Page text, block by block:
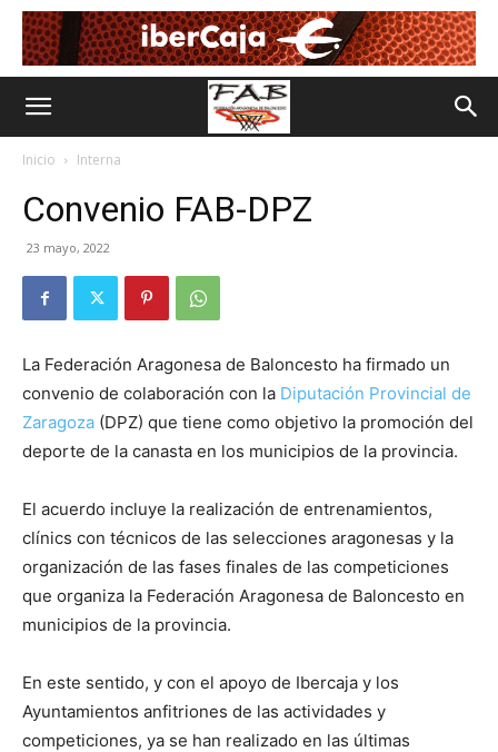
Inicio Interna
Convenio FAB-DPZ
23 mayo, 2022
La Federación Aragonesa de Baloncesto ha firmado un
convenio de colaboración con la Diputación Provincial de
Zaragoza (DPZ) que tiene como objetivo la promoción del
deporte de la canasta en los municipios de la provincia.
El acuerdo incluye la realización de entrenamientos,
clínics con técnicos de las selecciones aragonesas y la
organización de las fases finales de las competiciones
que organiza la Federación Aragonesa de Baloncesto en
municipios de la provincia.
En este sentido, y con el apoyo de Ibercaja y los
Ayuntamientos anfitriones de las actividades y
competiciones, ya se han realizado en las últimas